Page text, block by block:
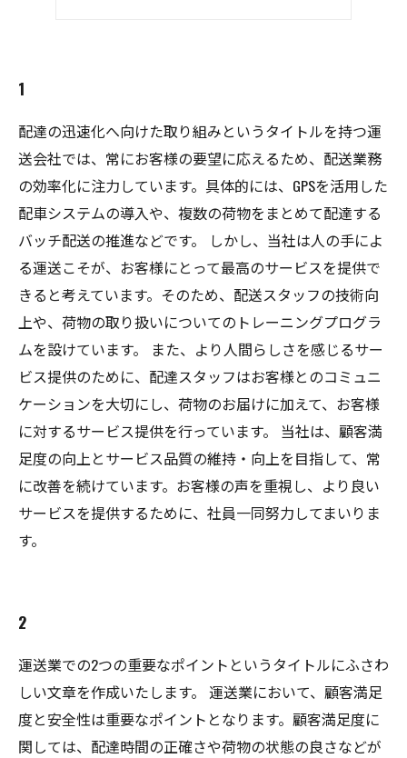
1
配達の迅速化へ向けた取り組みというタイトルを持つ運
送会社では、常にお客様の要望に応えるため、配送業務
の効率化に注力しています。具体的には、GPSを活用した
配車システムの導入や、複数の荷物をまとめて配達する
バッチ配送の推進などです。 しかし、当社は人の手によ
る運送こそが、お客様にとって最高のサービスを提供で
きると考えています。そのため、配送スタッフの技術向
上や、荷物の取り扱いについてのトレーニングプログラ
ムを設けています。 また、より人間らしさを感じるサー
ビス提供のために、配達スタッフはお客様とのコミュニ
ケーションを大切にし、荷物のお届けに加えて、お客様
に対するサービス提供を行っています。 当社は、顧客満
足度の向上とサービス品質の維持・向上を目指して、常
に改善を続けています。お客様の声を重視し、より良い
サービスを提供するために、社員一同努力してまいりま
す。
2
運送業での2つの重要なポイントというタイトルにふさわ
しい文章を作成いたします。 運送業において、顧客満足
度と安全性は重要なポイントとなります。顧客満足度に
関しては、配達時間の正確さや荷物の状態の良さなどが